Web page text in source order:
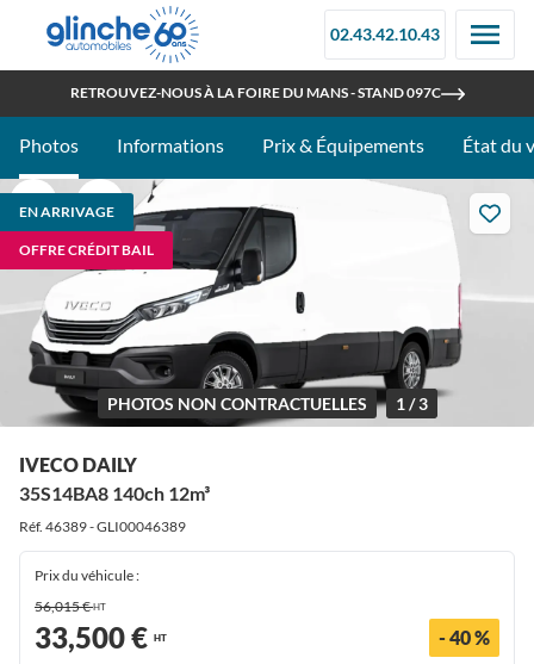
02.43.42.10.43
RETROUVEZ-NOUS À LA FOIRE DU MANS - STAND 097C
OUVERT TOUT L'ÉTÉ
Photos Informations Prix & Équipements État du
EN ARRIVAGE
OFFRE CRÉDIT BAIL
PHOTOS NON CONTRACTUELLES 1 / 3
IVECO DAILY
35S14BA8 140ch 12m³
Réf. 46389 - GLI00046389
Prix du véhicule :
56,015 €HT
33,500 € HT - 40 %